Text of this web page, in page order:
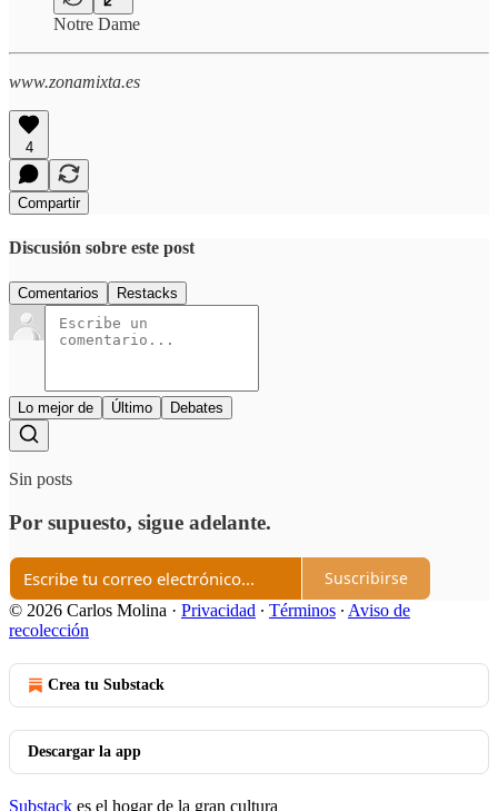
Notre Dame
www.zonamixta.es
4
Compartir
Discusión sobre este post
Comentarios Restacks
Lo mejor de Último Debates
Sin posts
Por supuesto, sigue adelante.
Suscribirse
© 2026 Carlos Molina · Privacidad ∙ Términos ∙ Aviso de
recolección
Crea tu Substack
Descargar la app
Substack es el hogar de la gran cultura